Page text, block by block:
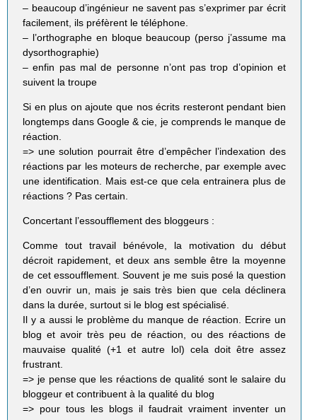
– beaucoup d’ingénieur ne savent pas s’exprimer par écrit
facilement, ils préfèrent le téléphone.
– l’orthographe en bloque beaucoup (perso j’assume ma
dysorthographie)
– enfin pas mal de personne n’ont pas trop d’opinion et
suivent la troupe
Si en plus on ajoute que nos écrits resteront pendant bien
longtemps dans Google & cie, je comprends le manque de
réaction.
=> une solution pourrait être d’empêcher l’indexation des
réactions par les moteurs de recherche, par exemple avec
une identification. Mais est-ce que cela entrainera plus de
réactions ? Pas certain.
Concertant l’essoufflement des bloggeurs :
Comme tout travail bénévole, la motivation du début
décroit rapidement, et deux ans semble être la moyenne
de cet essoufflement. Souvent je me suis posé la question
d’en ouvrir un, mais je sais très bien que cela déclinera
dans la durée, surtout si le blog est spécialisé.
Il y a aussi le problème du manque de réaction. Ecrire un
blog et avoir très peu de réaction, ou des réactions de
mauvaise qualité (+1 et autre lol) cela doit être assez
frustrant.
=> je pense que les réactions de qualité sont le salaire du
bloggeur et contribuent à la qualité du blog
=> pour tous les blogs il faudrait vraiment inventer un